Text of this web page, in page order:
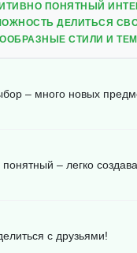
ПОНЯТНЫЙ
ДЕЛИТЬСЯ
СТИЛИ И
– много новых
– легко
с друзьями!